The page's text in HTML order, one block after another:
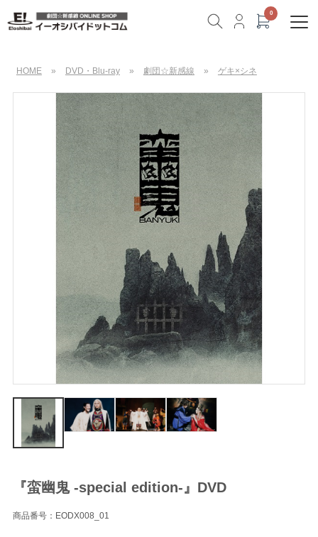
HOME » DVD・Blu-ray » 劇団☆新感線 » ゲキ×シネ
『蛮幽鬼 -special edition-』DVD
商品番号：EODX008_01